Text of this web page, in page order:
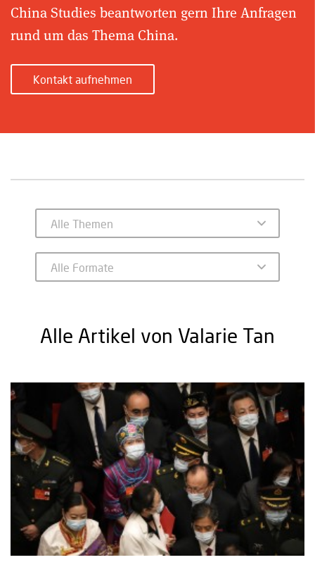
China Studies beantworten gern Ihre Anfragen
rund um das Thema China.
Kontakt aufnehmen
Alle Artikel von Valarie Tan